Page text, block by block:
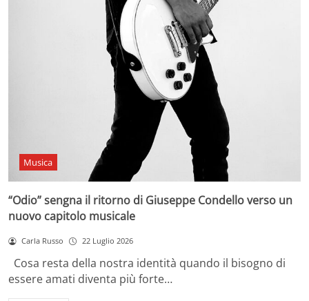
Musica
“Odio” sengna il ritorno di Giuseppe Condello verso un
nuovo capitolo musicale
Carla Russo 22 Luglio 2026
Cosa resta della nostra identità quando il bisogno di
essere amati diventa più forte…